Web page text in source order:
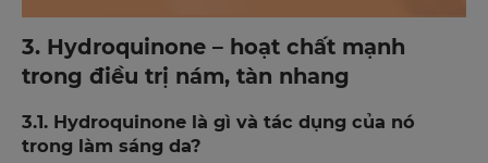
3. Hydroquinone – hoạt chất mạnh
trong điều trị nám, tàn nhang
3.1. Hydroquinone là gì và tác dụng của nó
trong làm sáng da?